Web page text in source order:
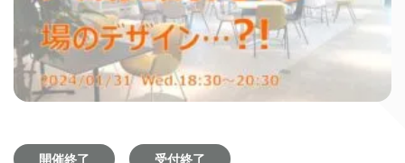
開催終了 受付終了